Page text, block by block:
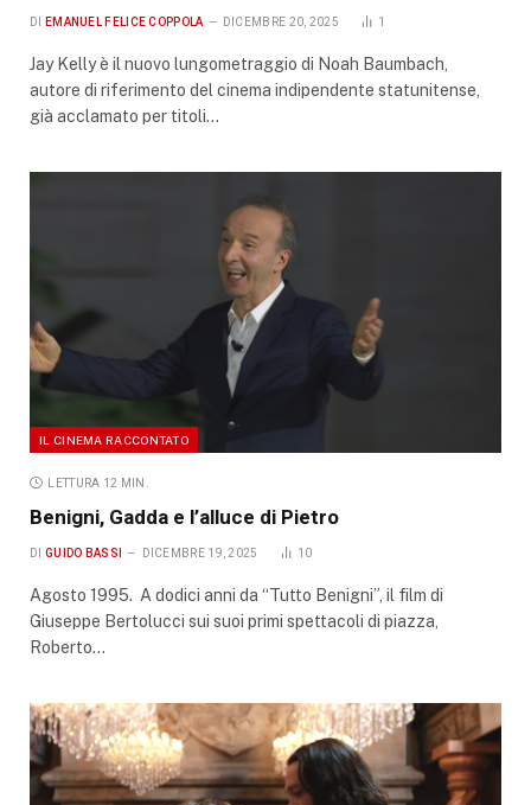
DI EMANUEL FELICE COPPOLA DICEMBRE 20, 2025 1
Jay Kelly è il nuovo lungometraggio di Noah Baumbach,
autore di riferimento del cinema indipendente statunitense,
già acclamato per titoli…
IL CINEMA RACCONTATO
LETTURA 12 MIN.
Benigni, Gadda e l’alluce di Pietro
DI GUIDO BASSI DICEMBRE 19, 2025 10
Agosto 1995. A dodici anni da “Tutto Benigni”, il film di
Giuseppe Bertolucci sui suoi primi spettacoli di piazza,
Roberto…